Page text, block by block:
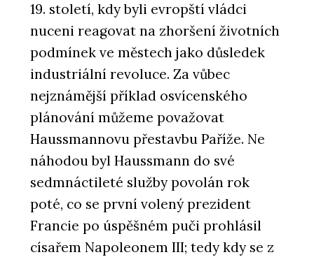
19. století, kdy byli evropští vládci
nuceni reagovat na zhoršení životních
podmínek ve městech jako důsledek
industriální revoluce. Za vůbec
nejznámější příklad osvícenského
plánování můžeme považovat
Haussmannovu přestavbu Paříže. Ne
náhodou byl Haussmann do své
sedmnáctileté služby povolán rok
poté, co se první volený prezident
Francie po úspěšném puči prohlásil
císařem Napoleonem III; tedy kdy se z